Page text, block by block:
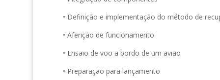
• Definição e implementação do método de
• Aferição de funcionamento
• Ensaio de voo a bordo de um avião
• Preparação para lançamento